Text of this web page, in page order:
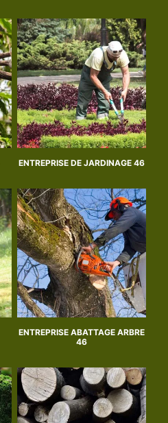
ENTREPRISE DE JARDINAGE 46
ENTREPRISE ABATTAGE ARBRE
46